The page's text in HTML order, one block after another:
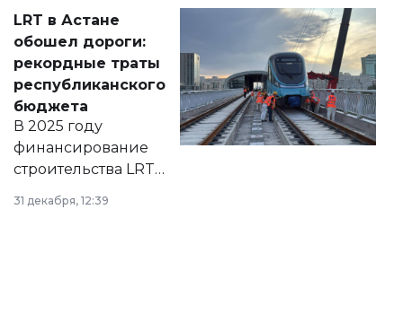
документ
появился в базе
нормативных
правовых актов и
на сайте маслихат
города.
LRT в Астане
обошел дороги:
рекордные траты
республиканского
бюджета
В 2025 году
финансирование
строительства LRT
в Астане из
республиканского
31 декабря, 12:39